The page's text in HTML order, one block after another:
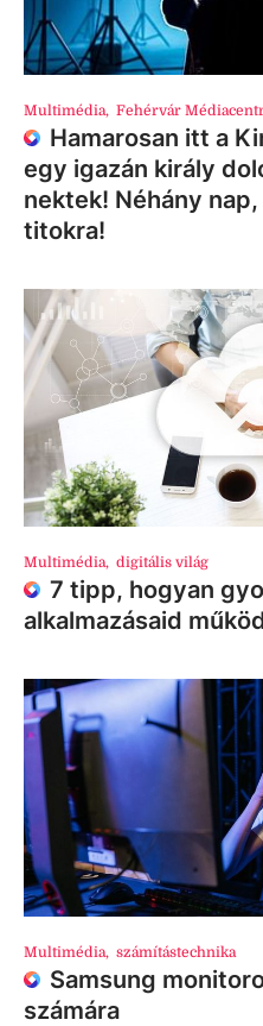
Multimédia, Fehérvár
Hamarosan itt a
egy igazán király
nektek! Néhány
titokra!
Multimédia, digitális világ
7 tipp, hogyan
alkalmazásaid
Multimédia, számítástechnika
Samsung
számára